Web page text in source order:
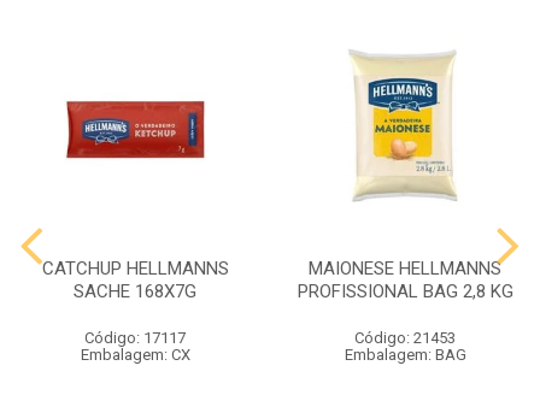
CATCHUP HELLMANNS
SACHE 168X7G
Código: 17117
Embalagem: CX
MAIONESE HELLMANNS
PROFISSIONAL BAG 2,8 KG
Código: 21453
Embalagem: BAG